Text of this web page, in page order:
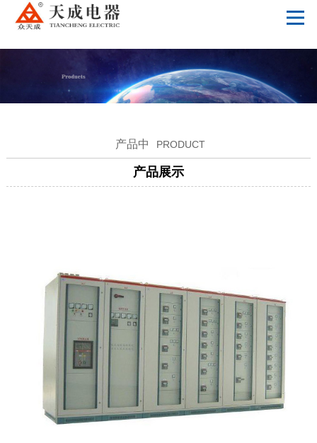
华体会_平台华体会(中国)一站式服务平台
产品中 PRODUCT
产品展示